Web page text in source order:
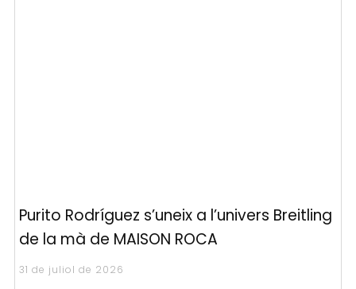
Purito Rodríguez s’uneix a l’univers Breitling
de la mà de MAISON ROCA
31 de juliol de 2026